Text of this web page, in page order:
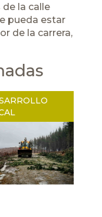
de la calle
pueda estar
de la carrera,